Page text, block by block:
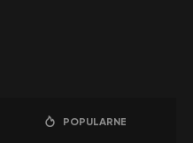
POPULARNE